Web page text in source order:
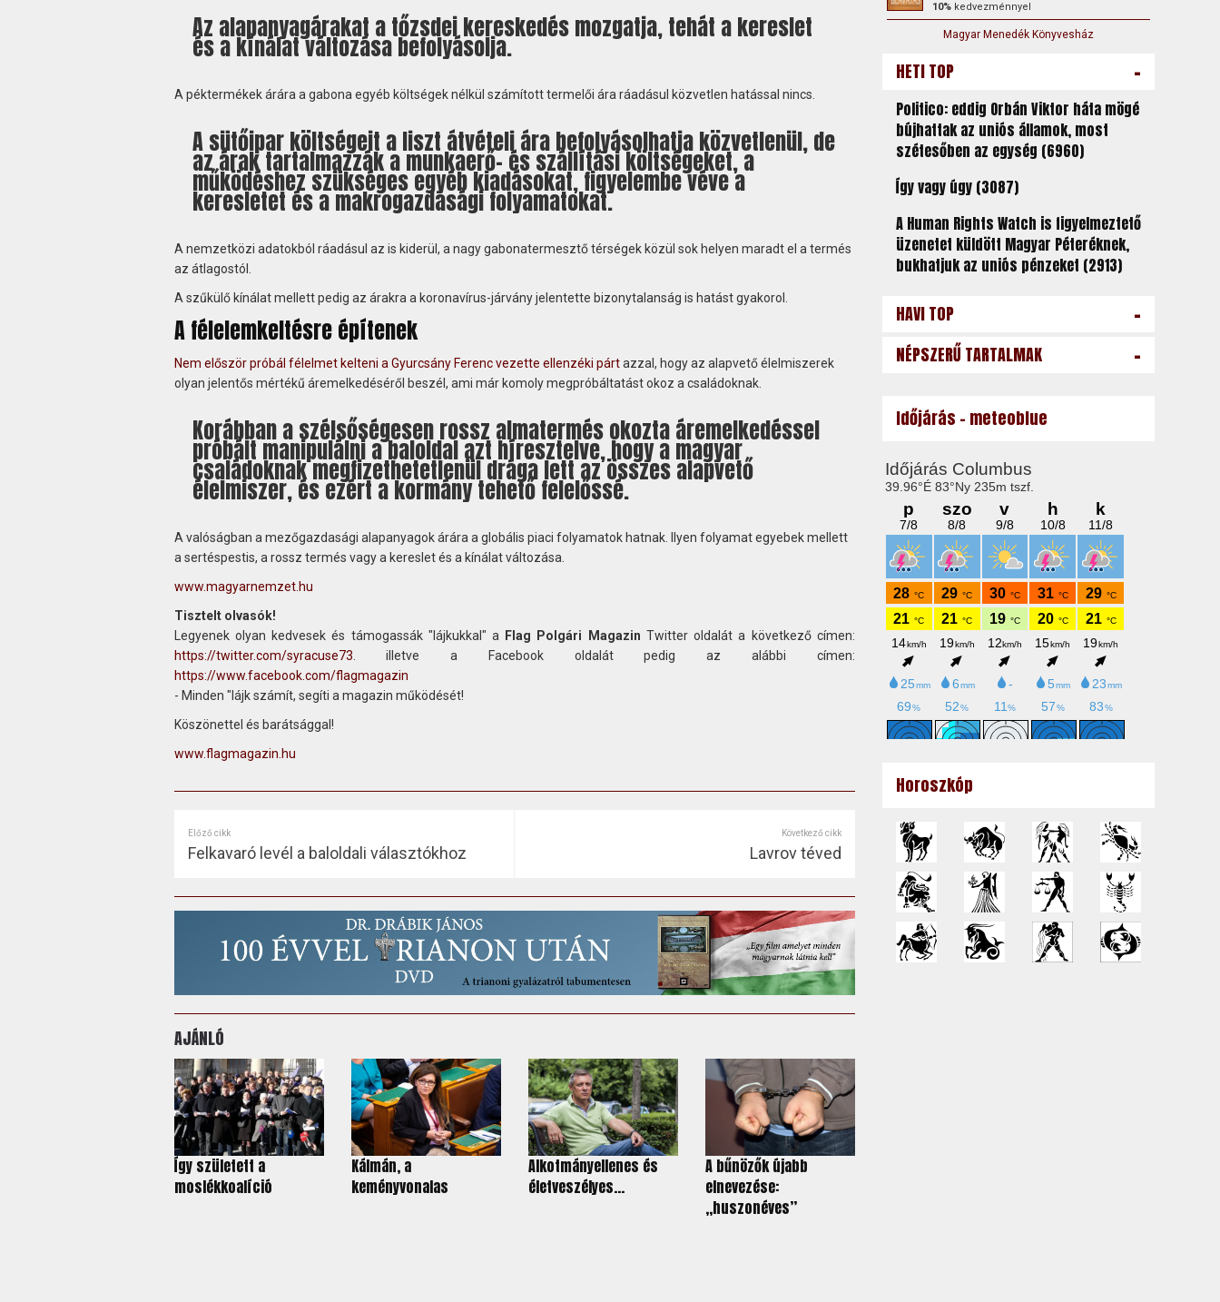
Az alapanyagárakat a tőzsdei kereskedés mozgatja, tehát a kereslet
és a kínálat változása befolyásolja.
A péktermékek árára a gabona egyéb költségek nélkül számított termelői ára ráadásul közvetlen hatással nincs.
A sütőipar költségeit a liszt átvételi ára befolyásolhatja közvetlenül, de
az árak tartalmazzák a munkaerő- és szállítási költségeket, a
működéshez szükséges egyéb kiadásokat, figyelembe véve a
keresletet és a makrogazdasági folyamatokat.
A nemzetközi adatokból ráadásul az is kiderül, a nagy gabonatermesztő térségek közül sok helyen maradt el a termés
az átlagostól.
A szűkülő kínálat mellett pedig az árakra a koronavírus-járvány jelentette bizonytalanság is hatást gyakorol.
A félelemkeltésre építenek
Nem először próbál félelmet kelteni a Gyurcsány Ferenc vezette ellenzéki pártazzal, hogy az alapvető élelmiszerek
olyan jelentős mértékű áremelkedéséről beszél, ami már komoly megpróbáltatást okoz a családoknak.
Korábban a szélsőségesen rossz almatermés okozta áremelkedéssel
próbált manipulálni a baloldal azt híresztelve, hogy a magyar
családoknak megfizethetetlenül drága lett az összes alapvető
élelmiszer, és ezért a kormány tehető felelőssé.
A valóságban a mezőgazdasági alapanyagok árára a globális piaci folyamatok hatnak. Ilyen folyamat egyebek mellett
a sertéspestis, a rossz termés vagy a kereslet és a kínálat változása.
www.magyarnemzet.hu
Tisztelt olvasók!
Legyenek olyan kedvesek és támogassák "lájkukkal" a
Flag Polgári Magazin Twitter oldalát a következő címen:
https://twitter.com/syracuse73 . illetve a Facebook oldalát pedig az alábbi címen:
https://www.facebook.com/flagmagazin
- Minden "lájk számít, segíti a magazin működését!
Köszönettel és barátsággal!
www.flagmagazin.hu
Előző cikk
Felkavaró levél a baloldali választókhoz
Következő cikk
Lavrov téved
AJÁNLÓ
Így született a
moslékkoalíció
Kálmán, a
keményvonalas
Alkotmányellenes és
életveszélyes...
A bűnözők újabb
elnevezése:
„huszonéves”
10%kedvezménnyel
Magyar Menedék Könyvesház
HETI TOP -
Politico: eddig Orbán Viktor háta mögé
bújhattak az uniós államok, most
szétesőben az egység (6960)
Így vagy úgy (3087)
A Human Rights Watch is figyelmeztető
üzenetet küldött Magyar Péteréknek,
bukhatjuk az uniós pénzeket (2913)
HAVI TOP -
NÉPSZERŰ TARTALMAK -
Időjárás - meteoblue
Horoszkóp